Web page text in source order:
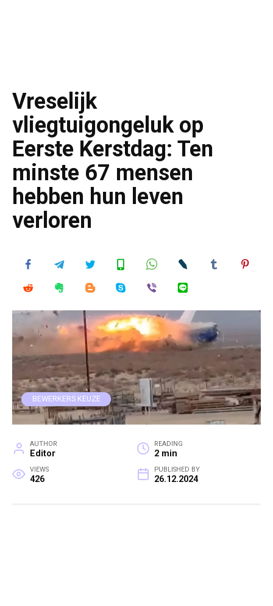
Vreselijk
vliegtuigongeluk op
Eerste Kerstdag: Ten
minste 67 mensen
hebben hun leven
verloren
BEWERKERS KEUZE
AUTHOR
Editor
READING
2 min
VIEWS
426
PUBLISHED BY
26.12.2024